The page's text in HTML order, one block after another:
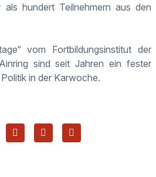
hundert Teilnehmern aus den
vom Fortbildungsinstitut der
sind seit Jahren ein fester
in der Karwoche.